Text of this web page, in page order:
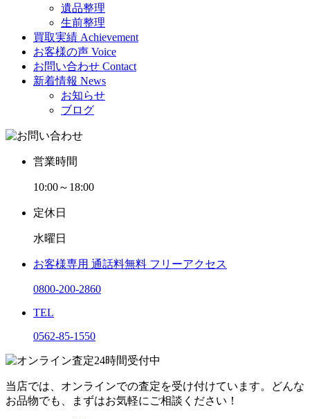
遺品整理
生前整理
買取実績 Achievement
お客様の声 Voice
お問い合わせ Contact
新着情報 News
お知らせ
ブログ
営業時間
10:00～18:00
定休日
水曜日
お客様専用 通話料無料 フリーアクセス
0800-200-2860
TEL
0562-85-1550
当店では、オンラインでの査定を受け付けています。どんな
お品物でも、まずはお気軽にご相談ください！